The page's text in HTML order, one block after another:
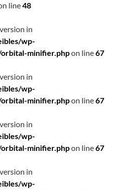
line48
in
wp-
minifier.phpon line67
in
wp-
minifier.phpon line67
in
wp-
minifier.phpon line67
in
wp-